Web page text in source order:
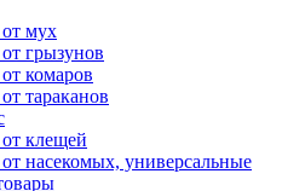
мух
грызунов
комаров
тараканов
клещей
насекомых, универсальные